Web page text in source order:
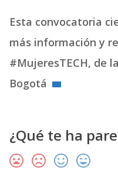
Esta convocatoria
más información y
#MujeresTECH, de
Bogotá
¿Qué te ha